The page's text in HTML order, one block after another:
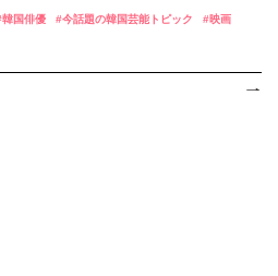
韓国俳優 今話題の韓国芸能トピック 映画